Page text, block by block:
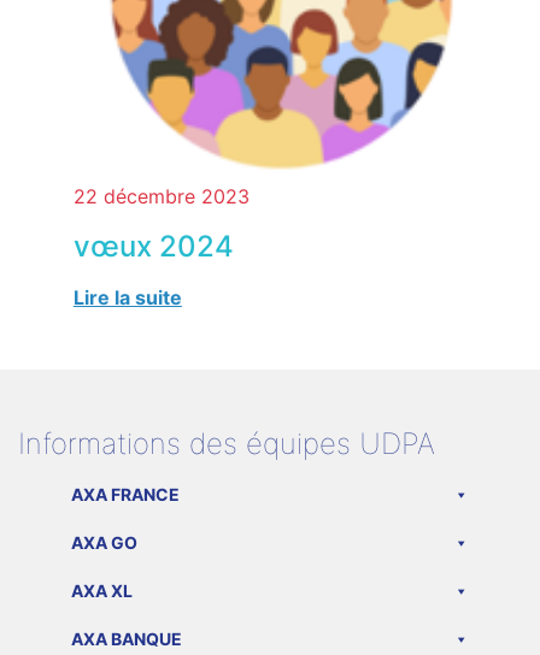
22 décembre 2023
vœux 2024
Lire la suite
Informations des équipes UDPA
AXA FRANCE
AXA GO
AXA XL
AXA BANQUE